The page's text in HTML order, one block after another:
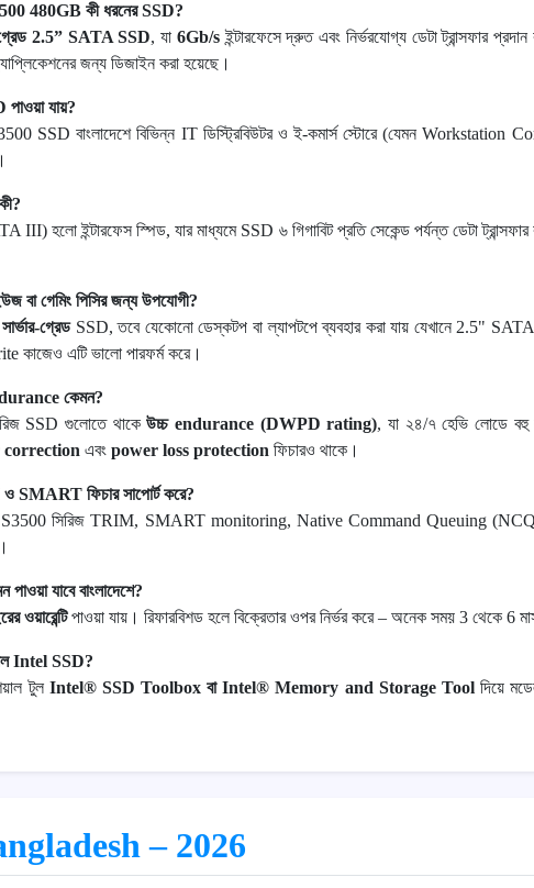
480GB কী ধরনের SSD?
গ্রেড 2.5” SATA SSD, যা 6Gb/sইন্টারফেসে দ্রুত এবং নির্ভরযোগ্য ডেটা ট্রান্সফার প্রদান
জন্য ডিজাইন করা হয়েছে।
পাওয়া যায়?
SSD বাংলাদেশে বিভিন্ন IT ডিস্ট্রিবিউটর ও ই-কমার্স স্টোরে (যেমন Workstation
III) হলো ইন্টারফেস স্পিড, যার মাধ্যমে SSD ৬ গিগাবিট প্রতি সেকেন্ড পর্যন্ত ডেটা
বা গেমিং পিসির জন্য উপযোগী?
গ্রেডSSD, তবে যেকোনো ডেস্কটপ বা ল্যাপটপে ব্যবহার করা যায় যেখানে 2.5" SATA
কাজেও এটি ভালো পারফর্ম করে।
কেমন?
SSD গুলোতে থাকেউচ্চ endurance (DWPD rating), যা ২৪/৭ হেভি লোডে
correction এবং power loss protection ফিচারও থাকে।
ফিচার সাপোর্ট করে?
সিরিজ TRIM, SMART monitoring, Native Command Queuing
পাওয়া যাবে বাংলাদেশে?
ওয়ারেন্টিপাওয়া যায়। রিফারবিশড হলে বিক্রেতার ওপর নির্ভর করে – অনেক সময় 3 থেকে 6 মাস
Intel SSD?
টুল Intel® SSD Toolbox বা Intel® Memory and Storage Toolদিয়ে
– 2026